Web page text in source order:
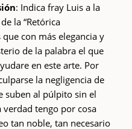
: Indica fray Luis a la
la “Retórica
que con más elegancia y
de la palabra el que
en este arte. Por
la negligencia de
suben al púlpito sin el
verdad tengo por cosa
tan noble, tan necesario